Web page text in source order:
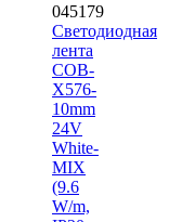
045179
Светодиодная
лента
COB-
X576-
10mm
24V
White-
MIX
(9.6
W/m,